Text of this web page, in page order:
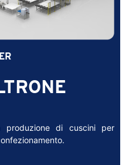
produzione di cuscini per